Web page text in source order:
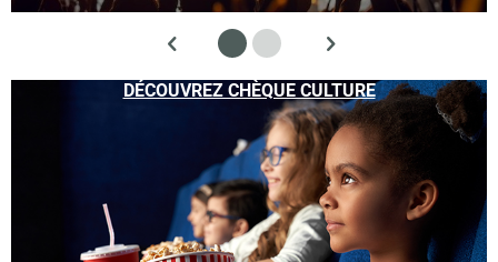
DÉCOUVREZ CHÈQUE CULTURE